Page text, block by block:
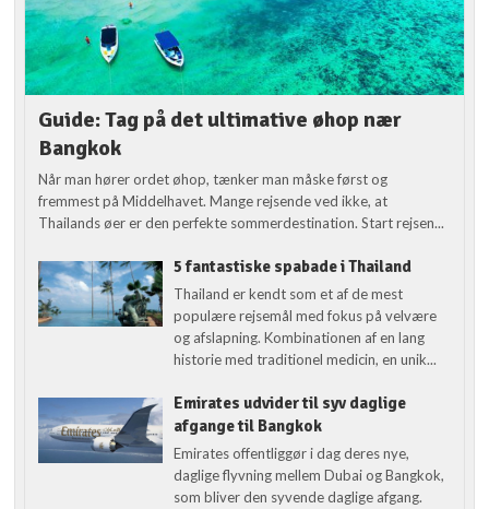
Guide: Tag på det ultimative øhop nær
Bangkok
Når man hører ordet øhop, tænker man måske først og
fremmest på Middelhavet. Mange rejsende ved ikke, at
Thailands øer er den perfekte sommerdestination. Start rejsen...
5 fantastiske spabade i Thailand
Thailand er kendt som et af de mest
populære rejsemål med fokus på velvære
og afslapning. Kombinationen af en lang
historie med traditionel medicin, en unik...
Emirates udvider til syv daglige
afgange til Bangkok
Emirates offentliggør i dag deres nye,
daglige flyvning mellem Dubai og Bangkok,
som bliver den syvende daglige afgang.